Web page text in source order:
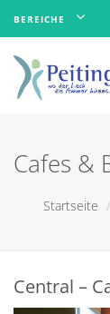
BEREICHE
Cafes &
Startseite
Central –